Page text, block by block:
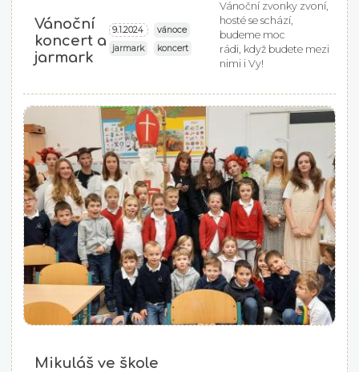
Vánoční
koncert a
jarmark
9.1.2024
vánoce
jarmark
koncert
Vánoční zvonky zvoní,
hosté se schází,
budeme moc
rádi, když budete mezi
nimi i Vy!
Mikuláš ve škole